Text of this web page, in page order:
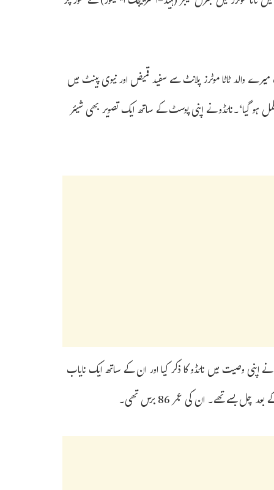
والد ٹاٹا موٹرز پلانٹ سے سفید قمیض اور نیوی پینٹ میں
ہو گیا‘۔نائڈو نے اپنی پوسٹ کے ساتھ ایک تصویر بھی شیئر
نے اپنی وصیت میں نائڈو کا ذکر کیا اور ان کے ساتھ ایک نایاب
بسے تھے۔ ان کی عمر 86 برس تھی۔